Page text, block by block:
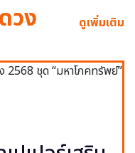
วง ดูเพิ่มเติม